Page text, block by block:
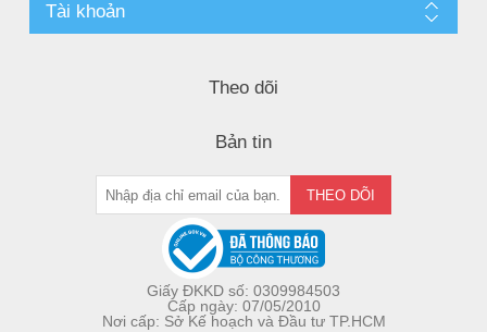
Tài khoản
Theo dõi
Bản tin
Giấy ĐKKD số: 0309984503
Cấp ngày: 07/05/2010
Nơi cấp: Sở Kế hoạch và Đầu tư TP.HCM